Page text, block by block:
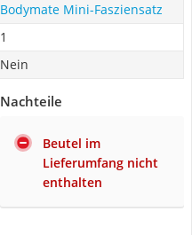
Bodymate Mini-Fasziensatz
1
Nein
Nachteile
Beutel im
Lieferumfang nicht
enthalten